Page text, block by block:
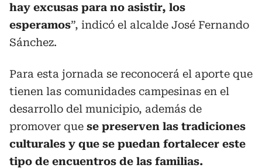
hay excusas para no asistir, los
esperamos”, indicó el alcalde José Fernando
Sánchez.
Para esta jornada se reconocerá el aporte que
tienen las comunidades campesinas en el
desarrollo del municipio, además de
promover que se preserven las tradiciones
culturales y que se puedan fortalecer este
tipo de encuentros de las familias.